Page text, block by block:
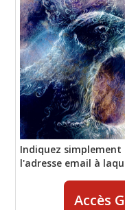
Indiquez
l'adresse email à
Accès